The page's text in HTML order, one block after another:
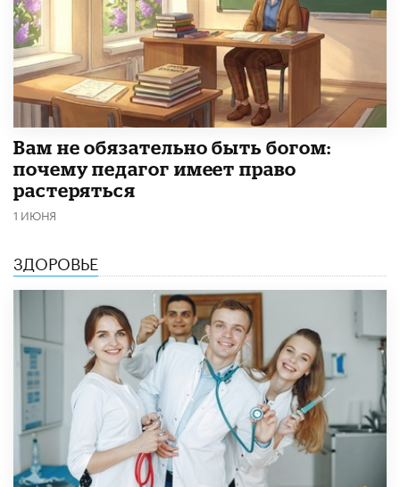
​Вам не обязательно быть богом:
почему педагог имеет право
растеряться
1 ИЮНЯ
ЗДОРОВЬЕ